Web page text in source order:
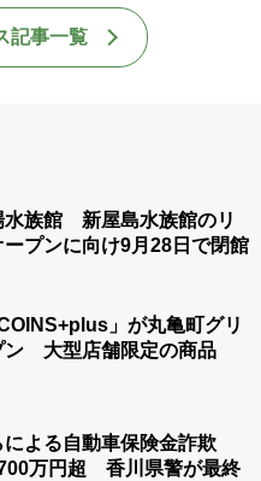
記事一覧
水族館 新屋島水族館のリ
プンに向け9月28日で閉館
」が丸亀町グリ
ン 大型店舗限定の商品
による自動車保険金詐欺
万円超 香川県警が最終